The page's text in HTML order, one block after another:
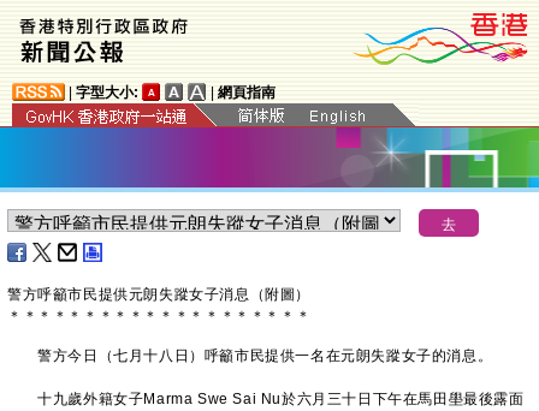
字型大小: 網頁指南
警方呼籲市民提供元朗失蹤女子消息（附圖）
＊ ＊ ＊ ＊ ＊ ＊ ＊ ＊ ＊ ＊ ＊ ＊ ＊ ＊ ＊ ＊ ＊ ＊ ＊ ＊
警方今日（七月十八日）呼籲市民提供一名在元朗失蹤女子的消息。
十九歲外籍女子Marma Swe Sai Nu於六月三十日下午在馬田壆最後露面